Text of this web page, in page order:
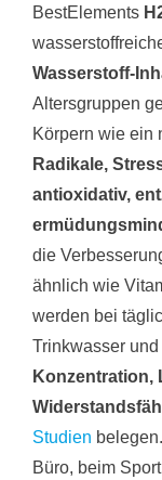
BestElements
Wasserstoff-
Altersgruppen
Körpern wie ein
Radikale,
antioxidativ,
die
ähnlich wie
werden bei
Trinkwasser
Konzentration,
Studien
Büro, beim